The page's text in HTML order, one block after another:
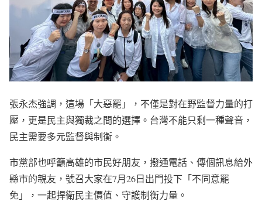
張永杰強調，這場「大惡罷」，不僅是對在野監督力量的打
壓，更是民主與獨裁之間的選擇。台灣不能只剩一種聲音，
民主需要多元監督與制衡。
市黨部也呼籲高雄的市民好朋友，撥通電話、傳個訊息給外
縣市的親友，號召大家在7月26日出門投下「不同意罷
免」，一起捍衛民主價值、守護制衡力量。